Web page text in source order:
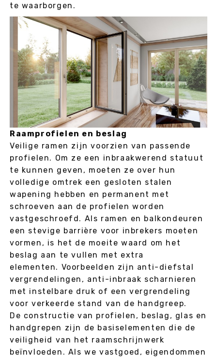
te waarborgen.
Raamprofielen en beslag
Veilige ramen zijn voorzien van passende
profielen. Om ze een inbraakwerend statuut
te kunnen geven, moeten ze over hun
volledige omtrek een gesloten stalen
wapening hebben en permanent met
schroeven aan de profielen worden
vastgeschroefd. Als ramen en balkondeuren
een stevige barrière voor inbrekers moeten
vormen, is het de moeite waard om het
beslag aan te vullen met extra
elementen. Voorbeelden zijn anti-diefstal
vergrendelingen, anti-inbraak scharnieren
met instelbare druk of een vergrendeling
voor verkeerde stand van de handgreep.
De constructie van profielen, beslag, glas en
handgrepen zijn de basiselementen die de
veiligheid van het raamschrijnwerk
beïnvloeden. Als we vastgoed, eigendommen